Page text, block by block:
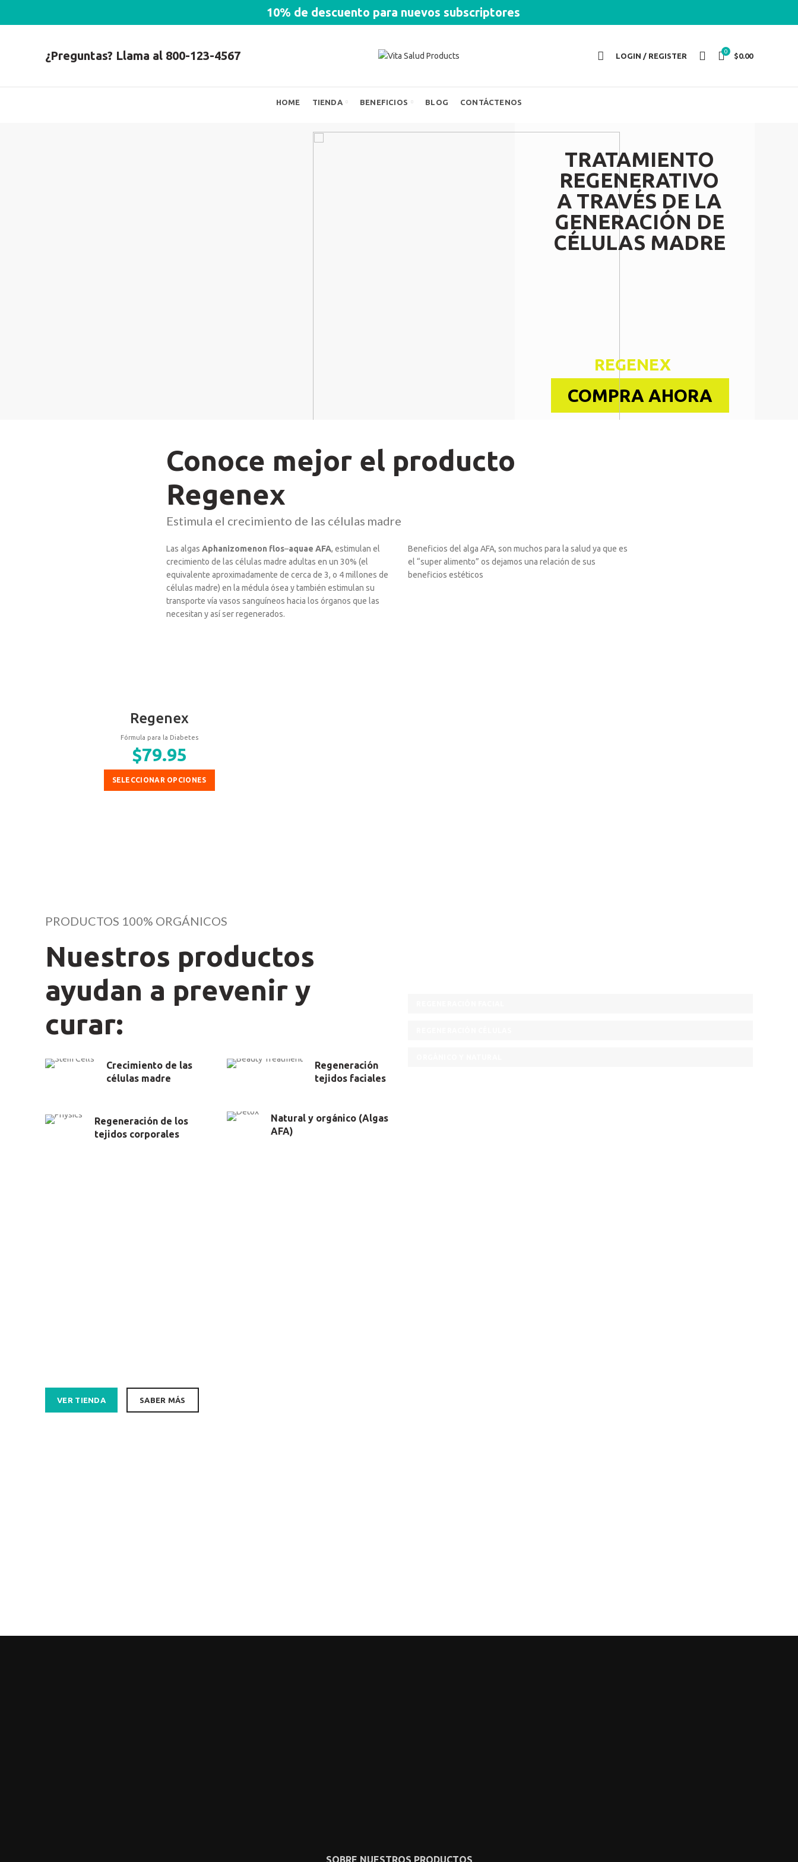
10% de descuento para nuevos subscriptores
¿Preguntas? Llama al 800-123-4567 LOGIN / REGISTER 0 $0.00
HOME TIENDA BENEFICIOS BLOG CONTÁCTENOS
TRATAMIENTO
REGENERATIVO
A TRAVÉS DE LA
GENERACIÓN DE
CÉLULAS MADRE
REGENEX
COMPRA AHORA
Conoce mejor el producto
Regenex
Estimula el crecimiento de las células madre
Las algas Aphanizomenon flos–aquae AFA, estimulan el
crecimiento de las células madre adultas en un 30% (el
equivalente aproximadamente de cerca de 3, o 4 millones de
células madre) en la médula ósea y también estimulan su
transporte vía vasos sanguíneos hacia los órganos que las
necesitan y así ser regenerados.
Beneficios del alga AFA, son muchos para la salud ya que es
el “super alimento” os dejamos una relación de sus
beneficios estéticos
Regenex
Fórmula para la Diabetes
$79.95
SELECCIONAR OPCIONES
PRODUCTOS 100% ORGÁNICOS
Nuestros productos
ayudan a prevenir y
curar:
Crecimiento de las
células madre
Regeneración de los
tejidos corporales
Regeneración
tejidos faciales
Natural y orgánico (Algas
AFA)
VER TIENDA SABER MÁS
SOBRE NUESTROS PRODUCTOS